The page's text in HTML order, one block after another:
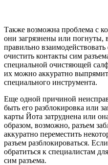
Также возможна проблема с
они загрязнены или погнуты,
правильно
очистить контакты сим
специальной очистяющей
их можно аккуратно
специального инструмента.
Еще одной причиной
быть его разблокировка или
карты Йота затруднена или
образом, возможно, разъем
аккуратно переместить
разъем разблокироваться.
обратиться к специалистам
сим разъема.